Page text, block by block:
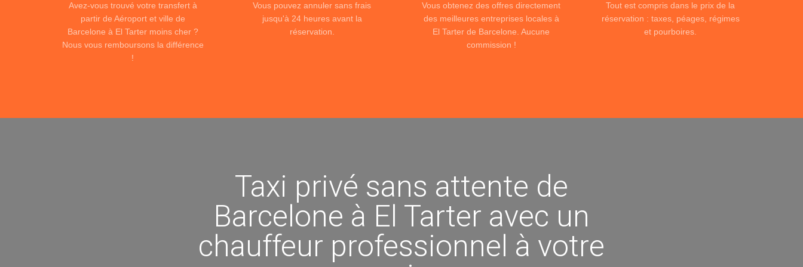
Avez-vous trouvé votre transfert à
partir de Aéroport et ville de
Barcelone à El Tarter moins cher ?
Nous vous remboursons la différence
!
Vous pouvez annuler sans frais
jusqu'à 24 heures avant la
réservation.
Vous obtenez des offres directement
des meilleures entreprises locales à
El Tarter de Barcelone. Aucune
commission !
Tout est compris dans le prix de la
réservation : taxes, péages, régimes
et pourboires.
Taxi privé sans attente de
Barcelone à El Tarter avec un
chauffeur professionnel à votre